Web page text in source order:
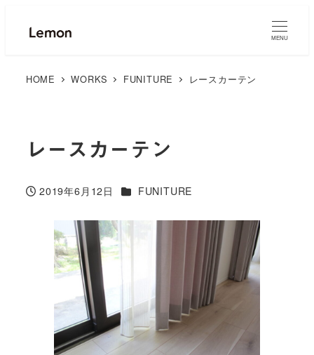
MENU
HOME WORKS FUNITURE レースカーテン
レースカーテン
投稿日
2019年6月12日 カテゴリー
FUNITURE